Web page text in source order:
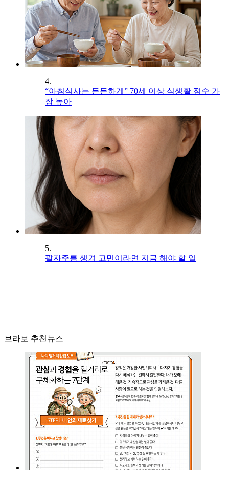
4.
“아침식사는 든든하게” 70세 이상 식생활 점수 가
장 높아
5.
팔자주름 생겨 고민이라면 지금 해야 할 일
브라보 추천뉴스